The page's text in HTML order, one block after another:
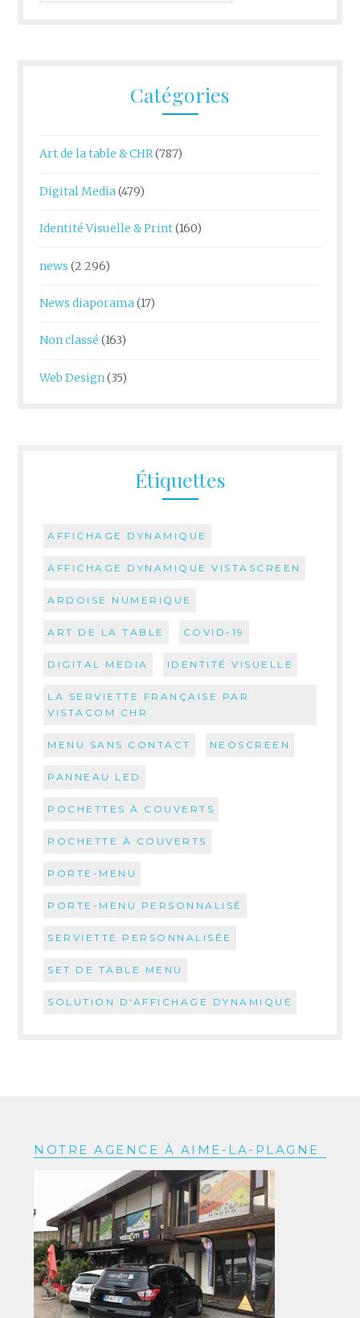
Catégories
Art de la table & CHR(787)
Digital Media(479)
Identité Visuelle & Print(160)
news (2 296)
News diaporama(17)
Non classé (163)
Web Design(35)
Étiquettes
AFFICHAGE DYNAMIQUE
AFFICHAGE DYNAMIQUE VISTASCREEN
ARDOISE NUMERIQUE
ART DE LA TABLE COVID-19
DIGITAL MEDIA IDENTITÉ VISUELLE
LA SERVIETTE FRANÇAISE PAR
VISTACOM CHR
MENU SANS CONTACT NEOSCREEN
PANNEAU LED
POCHETTES À COUVERTS
POCHETTE À COUVERTS
PORTE-MENU
PORTE-MENU PERSONNALISÉ
SERVIETTE PERSONNALISÉE
SET DE TABLE MENU
SOLUTION D'AFFICHAGE DYNAMIQUE
NOTRE AGENCE À AIME-LA-PLAGNE